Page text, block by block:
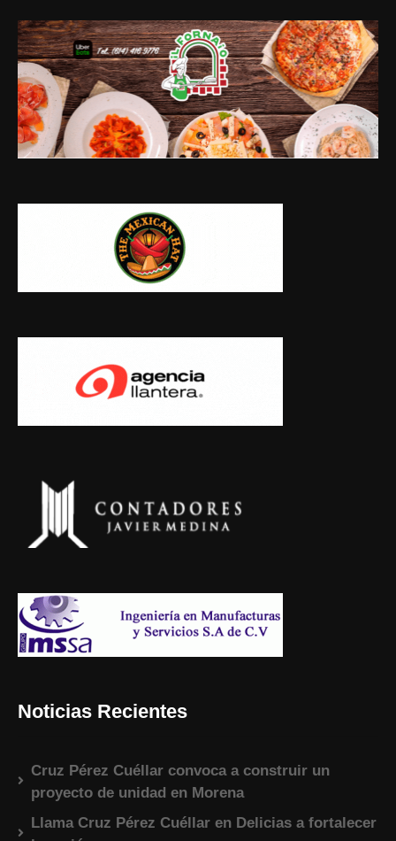
Noticias Recientes
Cruz Pérez Cuéllar convoca a construir un
proyecto de unidad en Morena
Llama Cruz Pérez Cuéllar en Delicias a fortalecer